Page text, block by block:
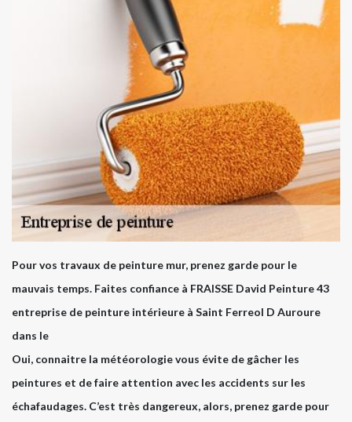
Pour vos travaux de peinture mur, prenez garde pour le
mauvais temps. Faites confiance à FRAISSE David Peinture 43
entreprise de peinture intérieure à Saint Ferreol D Auroure
dans le
Oui, connaitre la météorologie vous évite de gâcher les
peintures et de faire attention avec les accidents sur les
échafaudages. C’est très dangereux, alors, prenez garde pour